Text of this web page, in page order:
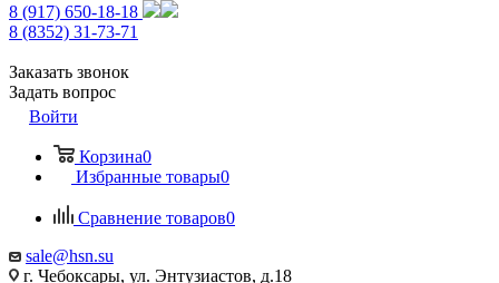
8 (917) 650-18-18
8 (8352) 31-73-71
Заказать звонок
Задать вопрос
Войти
Корзина0
Избранные товары0
Сравнение товаров0
sale@hsn.su
г. Чебоксары, ул. Энтузиастов, д.18